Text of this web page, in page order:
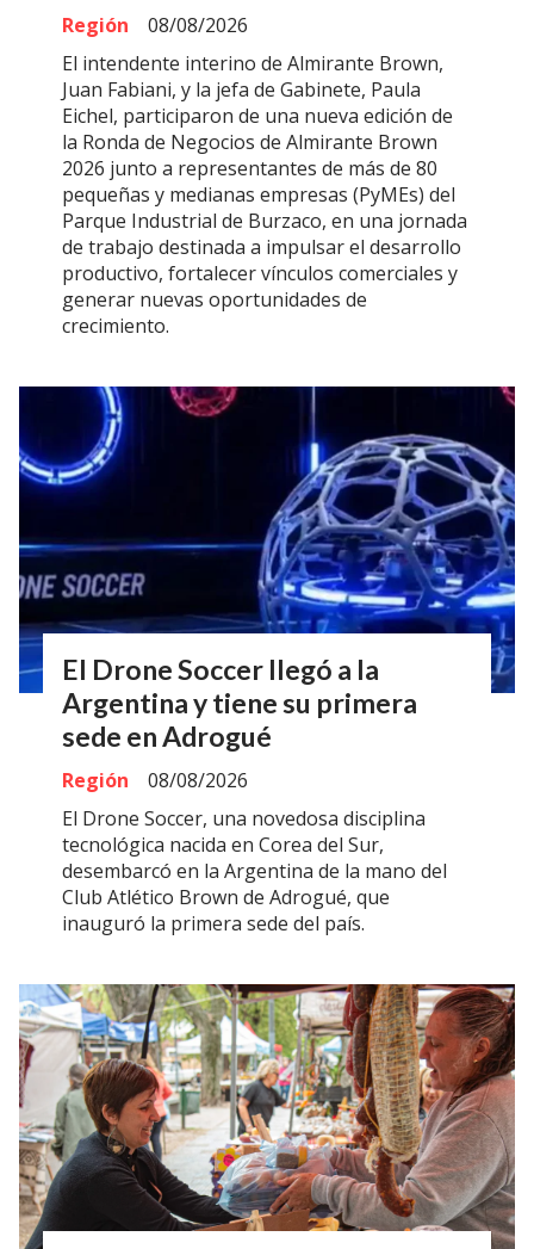
Región
08/08/2026
El intendente interino de Almirante Brown,
Juan Fabiani, y la jefa de Gabinete, Paula
Eichel, participaron de una nueva edición de
la Ronda de Negocios de Almirante Brown
2026 junto a representantes de más de 80
pequeñas y medianas empresas (PyMEs) del
Parque Industrial de Burzaco, en una jornada
de trabajo destinada a impulsar el desarrollo
productivo, fortalecer vínculos comerciales y
generar nuevas oportunidades de
crecimiento.
El Drone Soccer llegó a la
Argentina y tiene su primera
sede en Adrogué
Región
08/08/2026
El Drone Soccer, una novedosa disciplina
tecnológica nacida en Corea del Sur,
desembarcó en la Argentina de la mano del
Club Atlético Brown de Adrogué, que
inauguró la primera sede del país.